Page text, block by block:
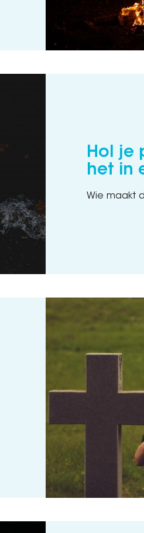
Hol je
het in
Wie maakt